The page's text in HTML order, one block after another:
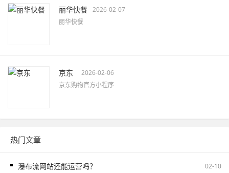
丽华快餐 2026-02-07
丽华快餐
京东
2026-02-06
京东购物官方小程序
热门文章
瀑布流网站还能运营吗？ 02-10